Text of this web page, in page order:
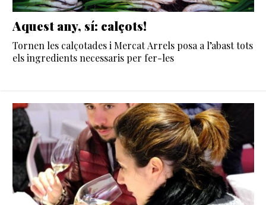
Aquest any, sí: calçots!
Tornen les calçotades i Mercat Arrels posa a l’abast tots
els ingredients necessaris per fer-les